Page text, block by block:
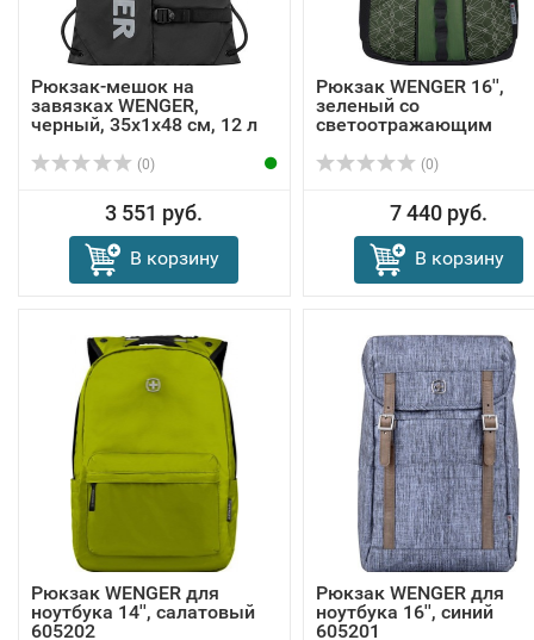
Рюкзак-мешок на
завязках WENGER,
черный, 35x1x48 см, 12 л
(0)
3 551 руб.
В корзину
Рюкзак WENGER 16'',
зеленый со
светоотражающим
(0)
7 440 руб.
В корзину
Рюкзак WENGER для
ноутбука 14'', салатовый
605202
Рюкзак WENGER для
ноутбука 16'', синий
605201